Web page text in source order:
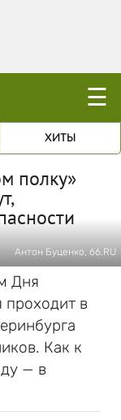
☰
ХИТЫ
полку»
Антон Буценко, 66.RU
Дня
проходит в
Как к
— в